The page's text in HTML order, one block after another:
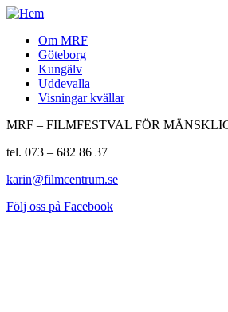
Om MRF
Göteborg
Kungälv
Uddevalla
Visningar kvällar
MRF – FILMFESTVAL FÖR
tel. 073 – 682 86 37
karin@filmcentrum.se
Följ oss på Facebook